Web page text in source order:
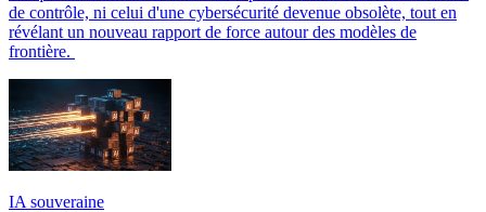
de contrôle, ni celui d'une cybersécurité devenue obsolète, tout en
révélant un nouveau rapport de force autour des modèles de
frontière.
IA souveraine